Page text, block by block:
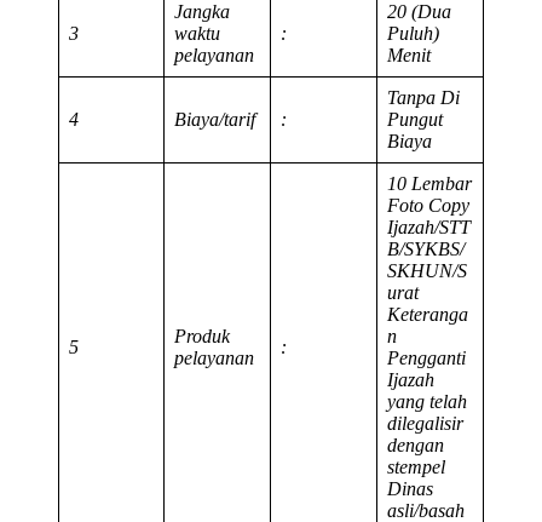
3
Jangka
waktu
pelayanan
:
20 (Dua
Puluh)
Menit
4 Biaya/tarif :
Tanpa Di
Pungut
Biaya
5
Produk
pelayanan
:
10 Lembar
Foto Copy
Ijazah/STT
B/SYKBS/
SKHUN/S
urat
Keteranga
n
Pengganti
Ijazah
yang telah
dilegalisir
dengan
stempel
Dinas
asli/basah